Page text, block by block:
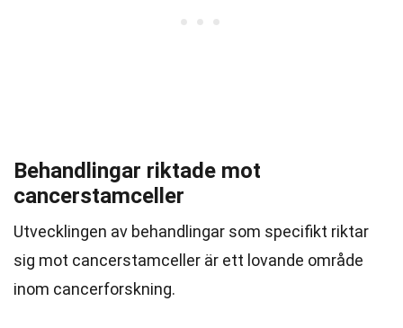
Behandlingar riktade mot
cancerstamceller
Utvecklingen av behandlingar som specifikt riktar
sig mot cancerstamceller är ett lovande område
inom cancerforskning.